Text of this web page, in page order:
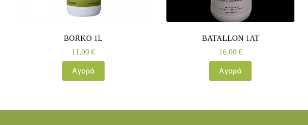
BORKO 1L
11,00€
Αγορά
BATALLON 1ΛΤ
16,00 €
Αγορά